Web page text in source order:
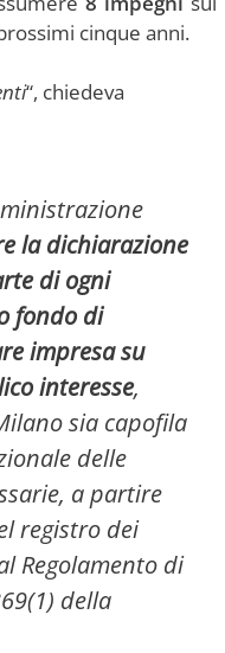
cinque anni.
“, chiedeva
la dichiarazione
di ogni
fondo di
impresa su
interesse,
sia capofila
delle
a partire
registro dei
Regolamento di
della